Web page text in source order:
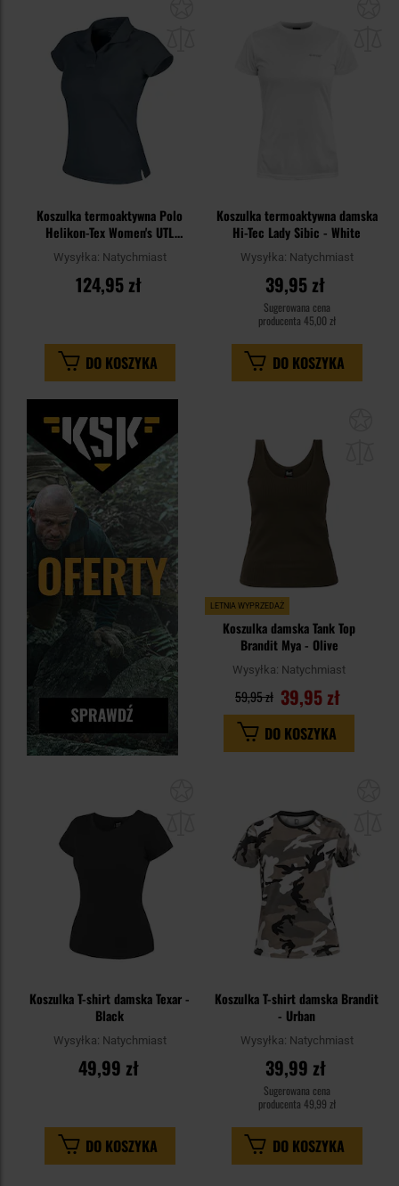
Koszulka termoaktywna Polo
Helikon-Tex Women's UTL
TopCool Lite - Shadow Grey
Wysyłka: Natychmiast
124,95 zł
DO KOSZYKA
Koszulka termoaktywna damska
Hi-Tec Lady Sibic - White
Wysyłka: Natychmiast
39,95 zł
Sugerowana cena
producenta 45,00 zł
DO KOSZYKA
LETNIA WYPRZEDAŻ
Koszulka damska Tank Top
Brandit Mya - Olive
Wysyłka: Natychmiast
39,95 zł
59,95 zł
DO KOSZYKA
schowka
Koszulka T-shirt damska Texar -
Black
Wysyłka: Natychmiast
49,99 zł
DO KOSZYKA
Koszulka T-shirt damska Brandit
- Urban
Wysyłka: Natychmiast
39,99 zł
Sugerowana cena
producenta 49,99 zł
DO KOSZYKA